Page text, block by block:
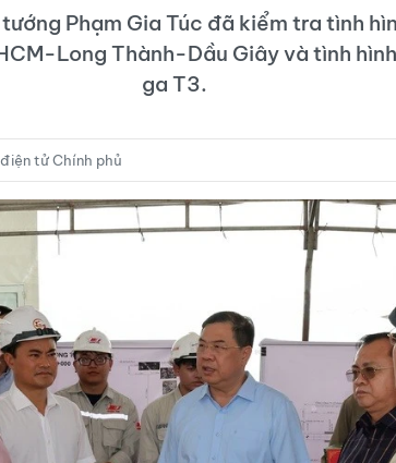
Phạm Gia Túc đã kiểm tra tình
Long Thành-Dầu Giây và tình
ga T3.
tử Chính phủ